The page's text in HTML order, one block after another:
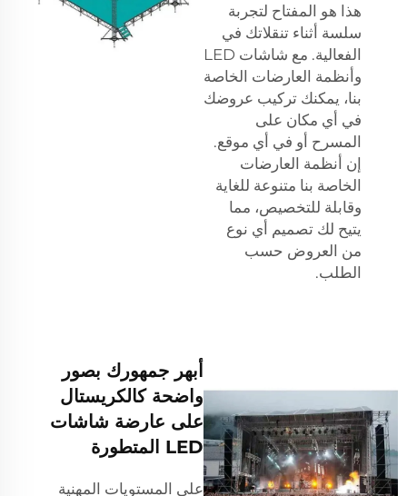
هذا هو المفتاح لتجربة
سلسة أثناء تنقلاتك في
الفعالية. مع شاشات LED
وأنظمة العارضات الخاصة
بنا، يمكنك تركيب عروضك
في أي مكان على
المسرح أو في أي موقع.
إن أنظمة العارضات
الخاصة بنا متنوعة للغاية
وقابلة للتخصيص، مما
يتيح لك تصميم أي نوع
من العروض حسب
الطلب.
أبهر جمهورك بصور
واضحة كالكريستال
على عارضة شاشات
LED المتطورة
على المستويات المهنية